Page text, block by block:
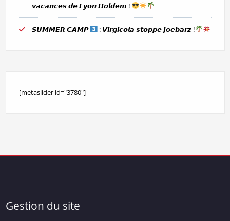
𝙫𝙖𝙘𝙖𝙣𝙘𝙚𝙨 𝙙𝙚 𝙇𝙮𝙤𝙣 𝙃𝙤𝙡𝙙𝙚𝙢 !
𝙎𝙐𝙈𝙈𝙀𝙍 𝘾𝘼𝙈𝙋 : 𝙑𝙞𝙧𝙜𝙞𝙘𝙤𝙡𝙖 𝙨𝙩𝙤𝙥𝙥𝙚 𝙅𝙤𝙚𝙗𝙖𝙧𝙯 !
[metaslider id="3780"]
Gestion du site